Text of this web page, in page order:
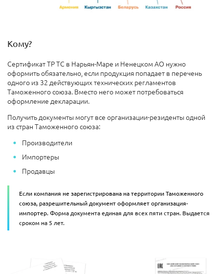
Кому?
Сертификат ТР ТС в Нарьян-Маре и Ненецком АО нужно
оформить обязательно, если продукция попадает в перечень
одного из 32 действующих технических регламентов
Таможенного союза. Вместо него может потребоваться
оформление декларации.
Получить документы могут все организации-резиденты одной
из стран Таможенного союза:
Производители
Импортеры
Продавцы
Если компания не зарегистрирована на территории Таможенного
союза, разрешительный документ оформляет организация-
импортер.Форма документа единая для всех пяти стран. Выдается
сроком на 5 лет.